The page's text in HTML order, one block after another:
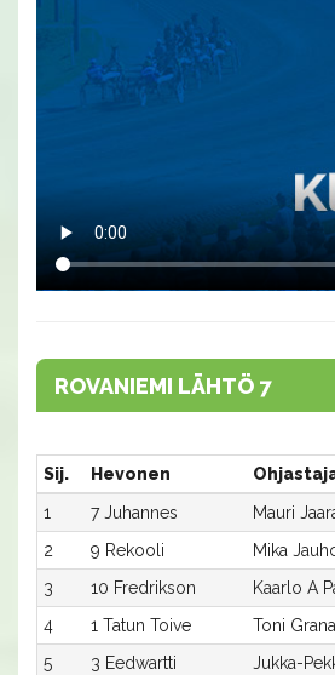
ROVANIEMI LÄHTÖ 7
Sij. Hevonen
1
7 Juhannes Mauri
2
9 Rekooli Mika
3
10 Fredrikson Kaarlo A
4
1 Tatun Toive Toni
5
3 Eedwartti Jukka-